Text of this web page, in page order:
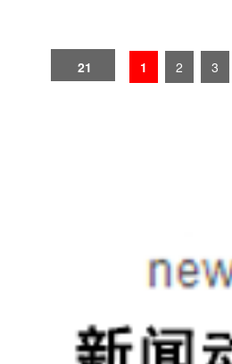
21 1 2 3